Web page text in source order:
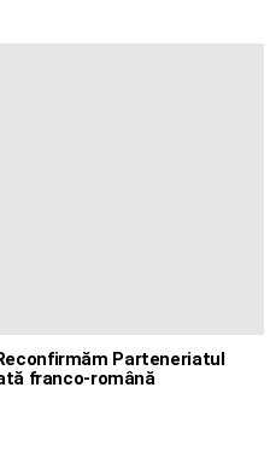
Parteneriatul
franco-română